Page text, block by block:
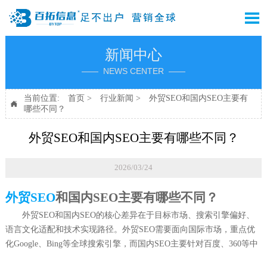

新闻中心
—— NEWS CENTER ——

当前位置: 首页 > 行业新闻 >
外贸SEO和国内SEO主要有
哪些不同？
外贸SEO和国内SEO主要有哪些不同？
2026/03/24
外贸SEO和国内SEO主要有哪些不同？
外贸SEO和国内SEO的核心差异在于目标市场、搜索引擎偏好、
语言文化适配和技术实现路径。外贸SEO需要面向国际市场，重点优
化Google、Bing等全球搜索引擎，而国内SEO主要针对百度、360等中